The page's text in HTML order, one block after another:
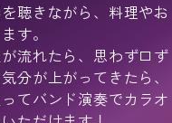
聴きながら、料理やお
す。
流れたら、思わず口ず
分が上がってきたら、
てバンド演奏でカラオ